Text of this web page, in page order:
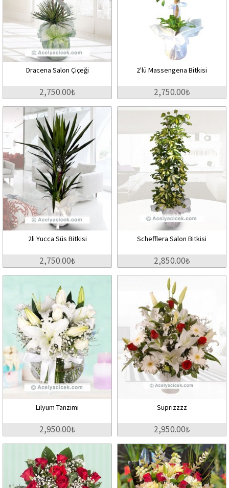
Dracena Salon Çiçeği
2,750.00₺
2'lü Massengena Bitkisi
2,750.00₺
2li Yucca Süs Bitkisi
2,750.00₺
Schefflera Salon Bitkisi
2,850.00₺
Lilyum Tanzimi
2,950.00₺
Süprizzzz
2,950.00₺